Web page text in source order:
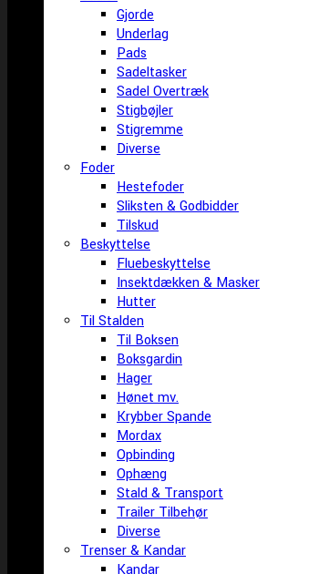
Gjorde
Underlag
Pads
Sadeltasker
Sadel Overtræk
Stigbøjler
Stigremme
Diverse
Foder
Hestefoder
Sliksten & Godbidder
Tilskud
Beskyttelse
Fluebeskyttelse
Insektdækken & Masker
Hutter
Til Stalden
Til Boksen
Boksgardin
Hager
Hønet mv.
Krybber Spande
Mordax
Opbinding
Ophæng
Stald & Transport
Trailer Tilbehør
Diverse
Trenser & Kandar
Kandar